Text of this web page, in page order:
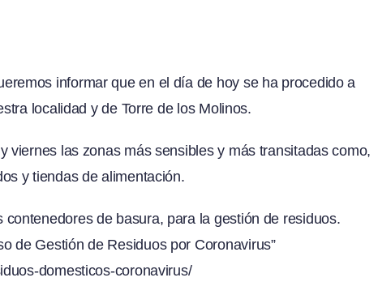
informar que en el día de hoy se ha procedido a
localidad y de Torre de los Molinos.
viernes las zonas más sensibles y más transitadas como,
y tiendas de alimentación.
de basura, para la gestión de residuos.
de Gestión de Residuos por Coronavirus”
domesticos-coronavirus/